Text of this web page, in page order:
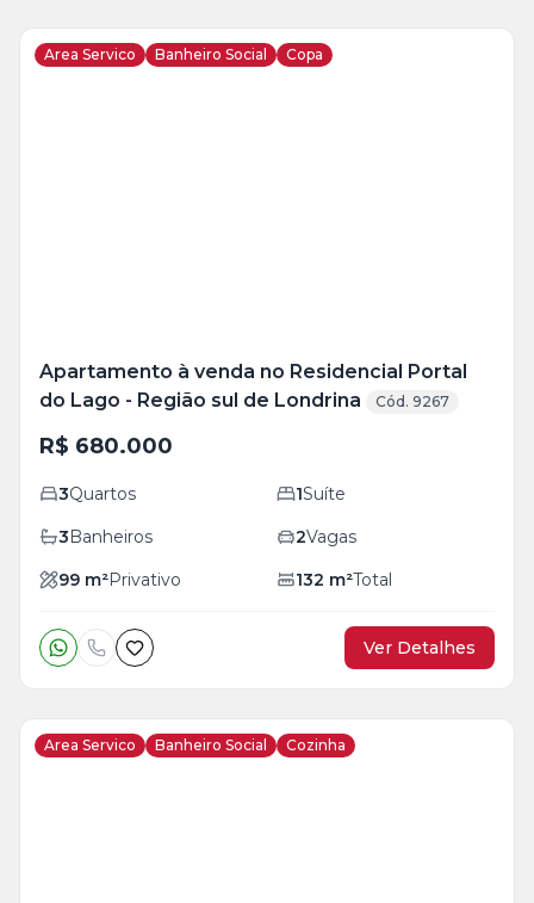
Area Servico Banheiro Social Copa
Apartamento à venda no Residencial Portal
do Lago - Região sul de Londrina
Cód. 9267
R$ 680.000
3Quartos 1Suíte
3Banheiros 2Vagas
99 m²Privativo 132 m²Total
Ver Detalhes
Area Servico Banheiro Social Cozinha